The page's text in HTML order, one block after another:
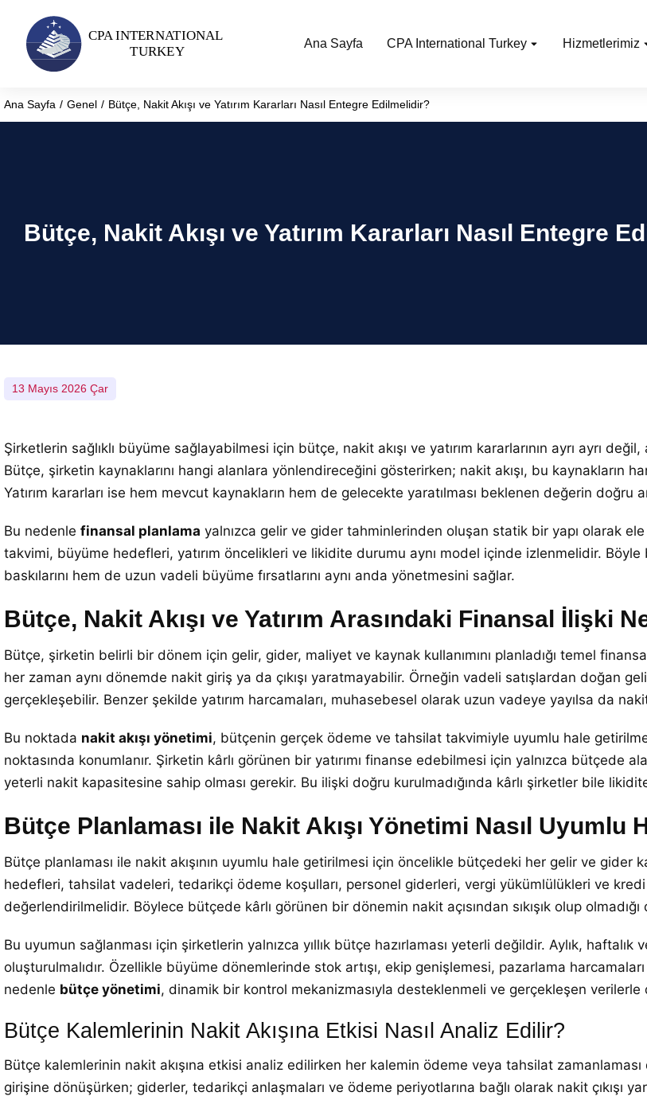
Ana Sayfa CPA International Turkey Hizmetlerimiz
You are here:
Ana Sayfa Genel Bütçe, Nakit Akışı ve Yatırım Kararları Nasıl Entegre Edilmelidir?
Bütçe, Nakit Akışı ve Yatırım Kararları Nasıl Entegre
13 Mayıs 2026 Çar
Şirketlerin sağlıklı büyüme sağlayabilmesi için bütçe, nakit akışı ve yatırım kararlarının ayrı ayrı
Bütçe, şirketin kaynaklarını hangi alanlara yönlendireceğini gösterirken; nakit akışı, bu kaynakların
Yatırım kararları ise hem mevcut kaynakların hem de gelecekte yaratılması beklenen değerin doğru
Bu nedenle finansal planlama yalnızca gelir ve gider tahminlerinden oluşan statik bir yapı olarak
takvimi, büyüme hedefleri, yatırım öncelikleri ve likidite durumu aynı model içinde izlenmelidir. Böyle
baskılarını hem de uzun vadeli büyüme fırsatlarını aynı anda yönetmesini sağlar.
Bütçe, Nakit Akışı ve Yatırım Arasındaki Finansal İlişki
Bütçe, şirketin belirli bir dönem için gelir, gider, maliyet ve kaynak kullanımını planladığı temel
her zaman aynı dönemde nakit giriş ya da çıkışı yaratmayabilir. Örneğin vadeli satışlardan doğan
gerçekleşebilir. Benzer şekilde yatırım harcamaları, muhasebesel olarak uzun vadeye yayılsa da nakit
Bu noktada nakit akışı yönetimi, bütçenin gerçek ödeme ve tahsilat takvimiyle uyumlu hale
noktasında konumlanır. Şirketin kârlı görünen bir yatırımı finanse edebilmesi için yalnızca bütçede
yeterli nakit kapasitesine sahip olması gerekir. Bu ilişki doğru kurulmadığında kârlı şirketler bile
Bütçe Planlaması ile Nakit Akışı Yönetimi Nasıl Uyumlu
Bütçe planlaması ile nakit akışının uyumlu hale getirilmesi için öncelikle bütçedeki her gelir ve gider
hedefleri, tahsilat vadeleri, tedarikçi ödeme koşulları, personel giderleri, vergi yükümlülükleri ve
değerlendirilmelidir. Böylece bütçede kârlı görünen bir dönemin nakit açısından sıkışık olup olmadığı
Bu uyumun sağlanması için şirketlerin yalnızca yıllık bütçe hazırlaması yeterli değildir. Aylık,
oluşturulmalıdır. Özellikle büyüme dönemlerinde stok artışı, ekip genişlemesi, pazarlama harcamaları
nedenle bütçe yönetimi, dinamik bir kontrol mekanizmasıyla desteklenmeli ve gerçekleşen
Bütçe Kalemlerinin Nakit Akışına Etkisi Nasıl Analiz Edilir?
Bütçe kalemlerinin nakit akışına etkisi analiz edilirken her kalemin ödeme veya tahsilat
girişine dönüşürken; giderler, tedarikçi anlaşmaları ve ödeme periyotlarına bağlı olarak nakit çıkışı